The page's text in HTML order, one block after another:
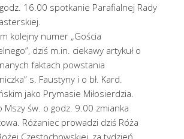
16.00 spotkanie Parafialnej Rady
kolejny numer „Gościa
dziś m.in. ciekawy artykuł o
faktach powstania
s. Faustyny i o bł. Kard.
jako Prymasie Miłosierdzia.
Mszy św. o godz. 9.00 zmianka
Różaniec prowadzi dziś Róża
Częstochowskiej, za tydzień